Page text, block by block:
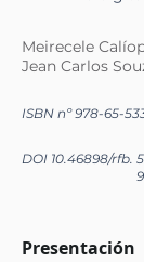
Meirecele
Jean Carlos
ISBN nº978-65-
DOI 10.46898/rfb.
Presentación